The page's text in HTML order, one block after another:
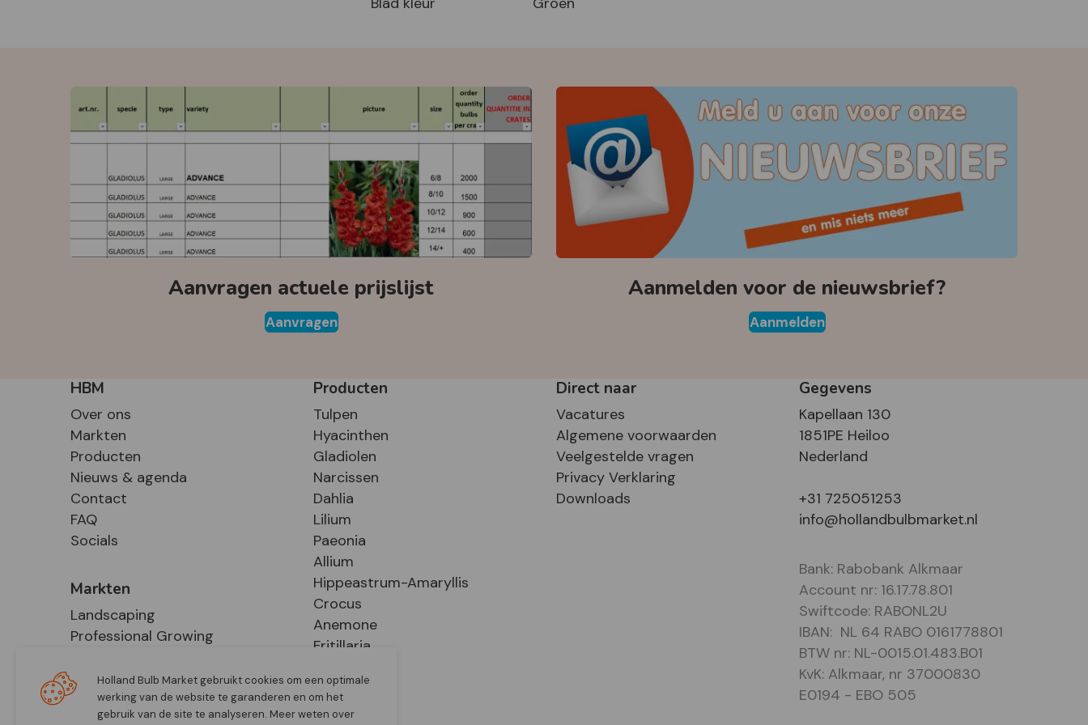
Aanvragen actuele prijslijst
Aanvragen
Aanmelden voor de nieuwsbrief?
Aanmelden
HBM
Over ons
Markten
Producten
Nieuws & agenda
Contact
FAQ
Socials
Markten
Landscaping
Professional Growing
Retail
Producten
Tulpen
Hyacinthen
Gladiolen
Narcissen
Dahlia
Lilium
Paeonia
Allium
Hippeastrum-Amaryllis
Crocus
Anemone
Fritillaria
Direct naar
Vacatures
Algemene voorwaarden
Veelgestelde vragen
Privacy Verklaring
Downloads
Gegevens
Kapellaan 130
1851PE Heiloo
Nederland
+31 725051253
info@hollandbulbmarket.nl
Bank: Rabobank Alkmaar
Account nr: 16.17.78.801
Swiftcode: RABONL2U
IBAN: NL 64 RABO 0161778801
BTW nr: NL-0015.01.483.B01
KvK: Alkmaar, nr 37000830
E0194 - EBO 505
Holland Bulb Market gebruikt cookies om een optimale
werking van de website te garanderen en om het
gebruik van de site te analyseren. Meer weten over